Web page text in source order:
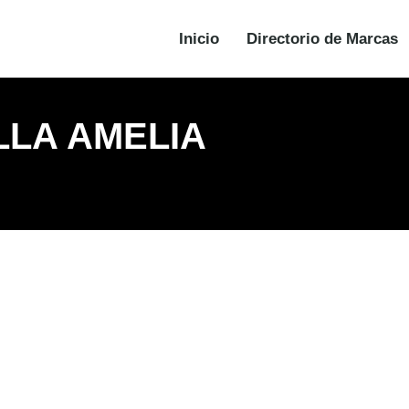
Inicio Directorio de Marcas
AMELIA